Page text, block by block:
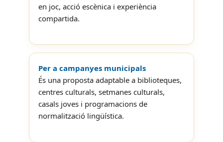
en joc, acció escènica i experiència
compartida.
Per a campanyes municipals
És una proposta adaptable a biblioteques,
centres culturals, setmanes culturals,
casals joves i programacions de
normalització lingüística.